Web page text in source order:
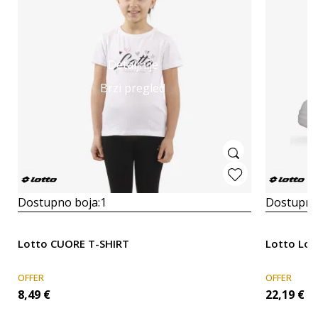
Detaljnije
Brzi pregled
Dostupno boja:1
Lotto CUORE T-SHIRT
OFFER
8,49 €
Lotto
OFFER
22,19 €